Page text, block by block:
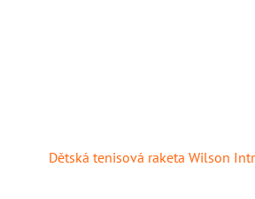
Dětská tenisová raketa Wilson